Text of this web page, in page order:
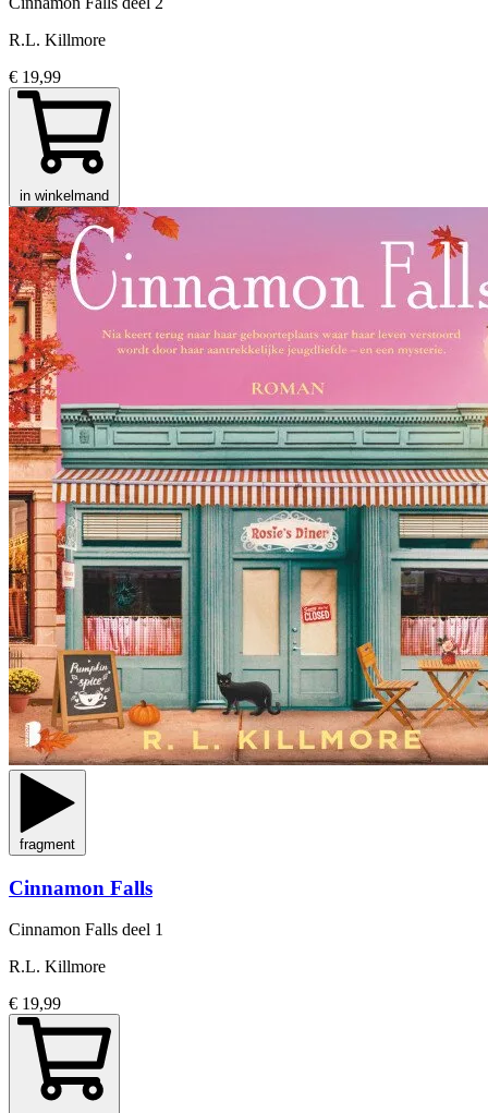
R.L. Killmore
€ 19,99
in winkelmand
fragment
Cinnamon Falls
Cinnamon Falls deel 1
R.L. Killmore
€ 19,99